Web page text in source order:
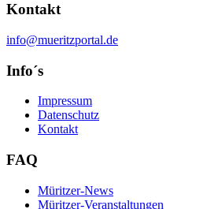
Kontakt
info@mueritzportal.de
Info´s
Impressum
Datenschutz
Kontakt
FAQ
Müritzer-News
Müritzer-Veranstaltungen